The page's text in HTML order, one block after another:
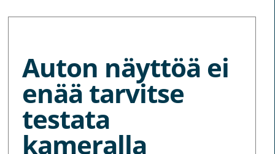
Auton näyttöä ei
enää tarvitse
testata
kameralla